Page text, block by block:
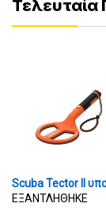
Τελευταία
Scuba Tector II
ΕΞΑΝΤΛΗΘΗΚΕ